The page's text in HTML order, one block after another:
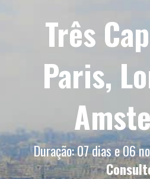
Três
Paris,
Duração: 07 dias e 06